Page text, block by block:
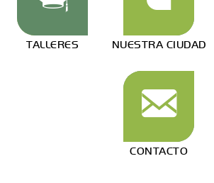
TALLERES NUESTRA CIUDAD
CONTACTO